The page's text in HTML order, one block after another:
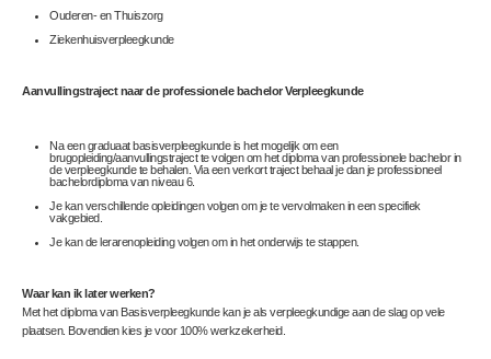
Ouderen- en Thuiszorg
Ziekenhuisverpleegkunde
Aanvullingstraject naar de professionele bachelor Verpleegkunde
Na een graduaat basisverpleegkunde is het mogelijk om een
brugopleiding/aanvullingstraject te volgen om het diploma van professionele bachelor in
de verpleegkunde te behalen. Via een verkort traject behaal je dan je professioneel
bachelordiploma van niveau 6.
Je kan verschillende opleidingen volgen om je te vervolmaken in een specifiek
vakgebied.
Je kan de lerarenopleiding volgen om in het onderwijs te stappen.
Waar kan ik later werken?
Met het diploma van Basisverpleegkunde kan je als verpleegkundige aan de slag op vele
plaatsen. Bovendien kies je voor 100% werkzekerheid.